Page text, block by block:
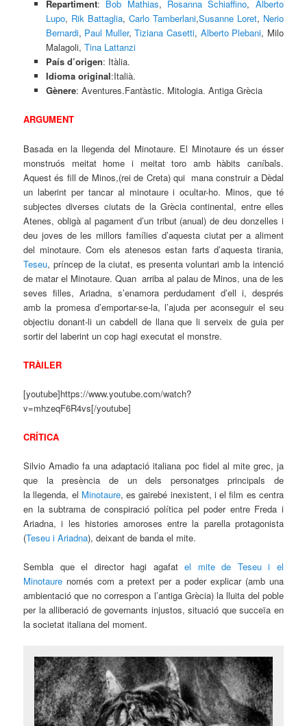
Repartiment: Bob Mathias, Rosanna Schiaffino, Alberto
Lupo, Rik Battaglia, Carlo Tamberlani,Susanne Loret, Nerio
Bernardi, Paul Muller,Tiziana Casetti, Alberto Plebani, Milo
Malagoli, Tina Lattanzi
País d’origen: Itàlia.
Idioma original:Italià.
Gènere: Aventures.Fantàstic. Mitologia. Antiga Grècia
ARGUMENT
Basada en la llegenda del Minotaure. El Minotaure és un ésser
monstruós meitat home i meitat toro amb hàbits caníbals.
Aquest és fill de Minos,(rei de Creta) qui mana construir a Dèdal
un laberint per tancar al minotaure i ocultar-ho. Minos, que té
subjectes diverses ciutats de la Grècia continental, entre elles
Atenes, obligà al pagament d’un tribut (anual) de deu donzelles i
deu joves de les millors famílies d’aquesta ciutat per a aliment
del minotaure. Com els atenesos estan farts d’aquesta tirania,
Teseu, príncep de la ciutat, es presenta voluntari amb la intenció
de matar el Minotaure. Quan arriba al palau de Minos, una de les
seves filles, Ariadna, s’enamora perdudament d’ell i, després
amb la promesa d’emportar-se-la, l’ajuda per aconseguir el seu
objectiu donant-li un cabdell de llana que li serveix de guia per
sortir del laberint un cop hagi executat el monstre.
TRÀILER
[youtube]https://www.youtube.com/watch?
v=mhzeqF6R4vs[/youtube]
CRÍTICA
Silvio Amadio fa una adaptació italiana poc fidel al mite grec, ja
que la presència de un dels personatges principals de
la llegenda, el Minotaure, es gairebé inexistent, i el film es centra
en la subtrama de conspiració política pel poder entre Freda i
Ariadna, i les histories amoroses entre la parella protagonista
(Teseu i Ariadna), deixant de banda el mite.
Sembla que el director hagi agafatel mite de Teseu i el
Minotaure només com a pretext per a poder explicar (amb una
ambientació que no correspon a l’antiga Grècia) la lluita del poble
per la alliberació de governants injustos, situació que succeïa en
la societat italiana del moment.